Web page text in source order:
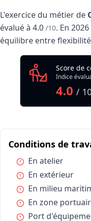
L'exercice du métier de
évalué à 4.0 /10. En 2026
équilibre entre
Analyse des
Qualité globale de
Score de
Indice
4.0 /
Conditions de travail et
Conditions de travail et
Conditions de travail et
Conditions de travail et
Conditions de travail
Conditions de
Condition :
En atelier
Condition :
En extérieur
Condition :
En milieu
Condition :
En zone
Condition :
Port